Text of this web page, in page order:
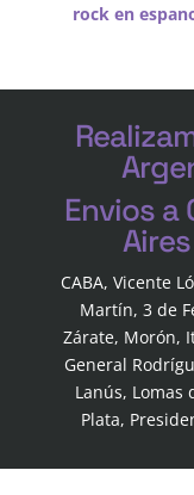
rock en
Envios a
CABA, Vicente
Martín, 3 de
Zárate, Morón,
General
Lanús, Lomas
Plata,